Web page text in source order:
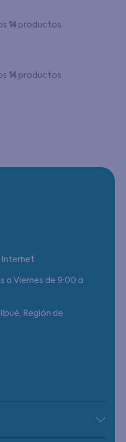
14productos
14productos
Internet
a Viernes de 9:00 a
Región de